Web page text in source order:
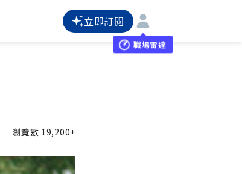
立即訂閱
職場雷達
瀏覽數 19,200+